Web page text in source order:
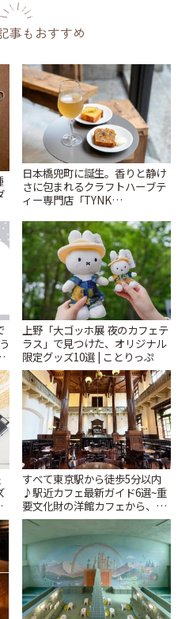
事もおすすめ
日本橋兜町に誕生。香りと静け
さに包まれるクラフトハーブテ
ィー専門店「TYNK
|
上野「大ゴッホ展 夜のカフェテ
ラス」で見つけた、オリジナル
限定グッズ10選 | ことりっぷ
すべて東京駅から徒歩5分以内
♪駅近カフェ最新ガイド6選~重
要文化財の洋館カフェから、改
札すぐのレトロ喫茶まで~ | こと